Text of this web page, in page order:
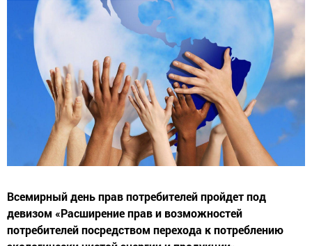
девизом «Расширение прав и возможностей
потребителей посредством перехода к потреблению
экологически чистой энергии и продукции».